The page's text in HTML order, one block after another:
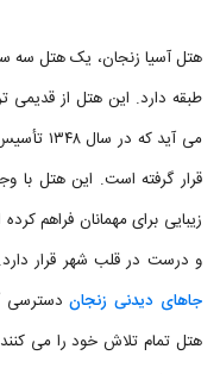
هتل آسیا زنجان، یک هتل سه
طبقه دارد. این هتل از قدیمی
قرار گرفته است. این هتل با
زیبایی برای مهمانان فراهم
و درست در قلب شهر قرار
جاهای دیدنی زنجاندسترسی
هتل تمام تلاش خود را می